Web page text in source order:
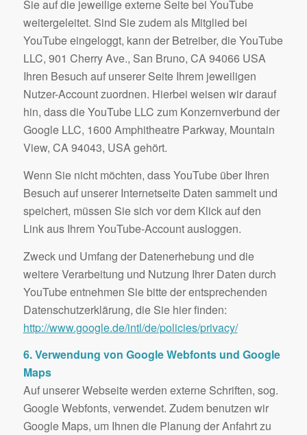
Sie auf die jeweilige externe Seite bei YouTube
weitergeleitet. Sind Sie zudem als Mitglied bei
YouTube eingeloggt, kann der Betreiber, die YouTube
LLC, 901 Cherry Ave., San Bruno, CA 94066 USA
Ihren Besuch auf unserer Seite Ihrem jeweiligen
Nutzer-Account zuordnen. Hierbei weisen wir darauf
hin, dass die YouTube LLC zum Konzernverbund der
Google LLC, 1600 Amphitheatre Parkway, Mountain
View, CA 94043, USA gehört.
Wenn Sie nicht möchten, dass YouTube über Ihren
Besuch auf unserer Internetseite Daten sammelt und
speichert, müssen Sie sich vor dem Klick auf den
Link aus Ihrem YouTube-Account ausloggen.
Zweck und Umfang der Datenerhebung und die
weitere Verarbeitung und Nutzung Ihrer Daten durch
YouTube entnehmen Sie bitte der entsprechenden
Datenschutzerklärung, die Sie hier finden:
http://www.google.de/intl/de/policies/privacy/
6. Verwendung von Google Webfonts und Google
Maps
Auf unserer Webseite werden externe Schriften, sog.
Google Webfonts, verwendet. Zudem benutzen wir
Google Maps, um Ihnen die Planung der Anfahrt zu